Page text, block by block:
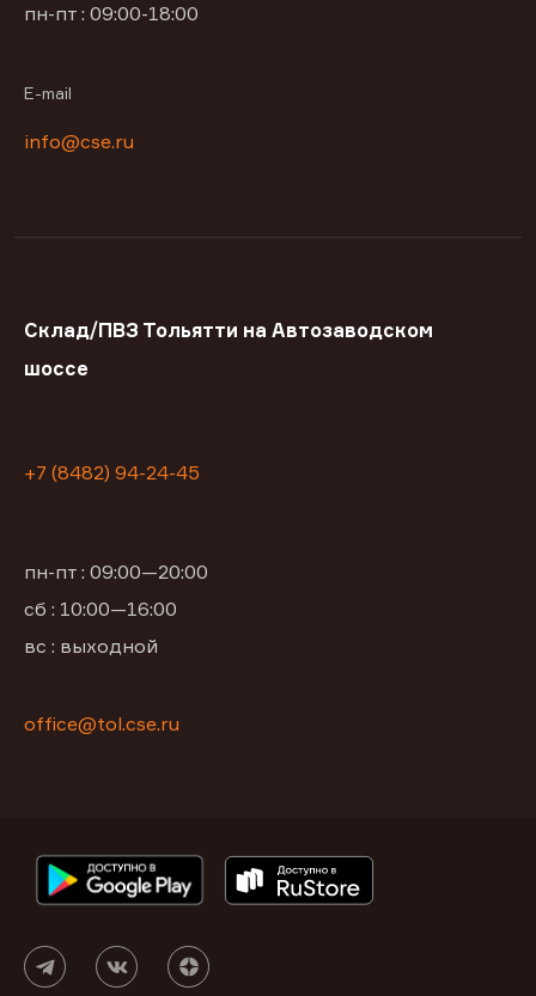
пн-пт : 09:00-18:00
E-mail
info@cse.ru
Склад/ПВЗ Тольятти на Автозаводском
шоссе
+7 (8482) 94-24-45
пн-пт : 09:00—20:00
сб : 10:00—16:00
вс : выходной
office@tol.cse.ru